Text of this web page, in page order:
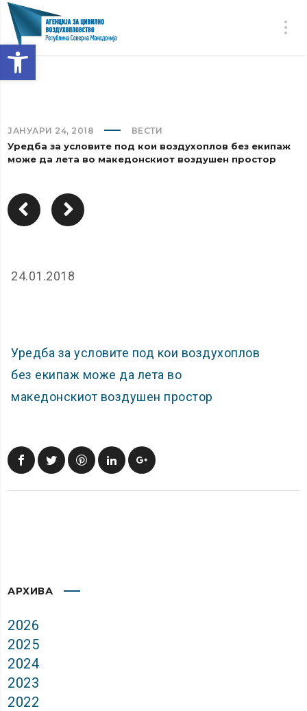
Open toolbar
ЈАНУАРИ 24, 2018 ВЕСТИ
Уредба за условите под кои воздухоплов без екипаж
може да лета во македонскиот воздушен простор
24.01.2018
Уредба за условите под кои воздухоплов
без екипаж може да лета во
македонскиот воздушен простор
АРХИВА
2026
2025
2024
2023
2022